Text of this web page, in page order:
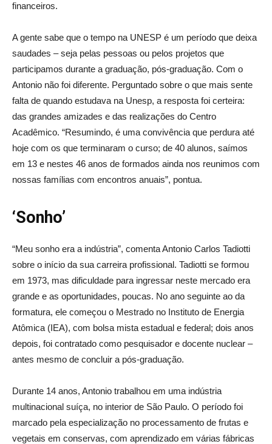
financeiros.
A gente sabe que o tempo na UNESP é um período que deixa
saudades – seja pelas pessoas ou pelos projetos que
participamos durante a graduação, pós-graduação. Com o
Antonio não foi diferente. Perguntado sobre o que mais sente
falta de quando estudava na Unesp, a resposta foi certeira:
das grandes amizades e das realizações do Centro
Acadêmico. “Resumindo, é uma convivência que perdura até
hoje com os que terminaram o curso; de 40 alunos, saímos
em 13 e nestes 46 anos de formados ainda nos reunimos com
nossas famílias com encontros anuais”, pontua.
‘Sonho’
“Meu sonho era a indústria”, comenta Antonio Carlos Tadiotti
sobre o início da sua carreira profissional. Tadiotti se formou
em 1973, mas dificuldade para ingressar neste mercado era
grande e as oportunidades, poucas. No ano seguinte ao da
formatura, ele começou o Mestrado no Instituto de Energia
Atômica (IEA), com bolsa mista estadual e federal; dois anos
depois, foi contratado como pesquisador e docente nuclear –
antes mesmo de concluir a pós-graduação.
Durante 14 anos, Antonio trabalhou em uma indústria
multinacional suíça, no interior de São Paulo. O período foi
marcado pela especialização no processamento de frutas e
vegetais em conservas, com aprendizado em várias fábricas